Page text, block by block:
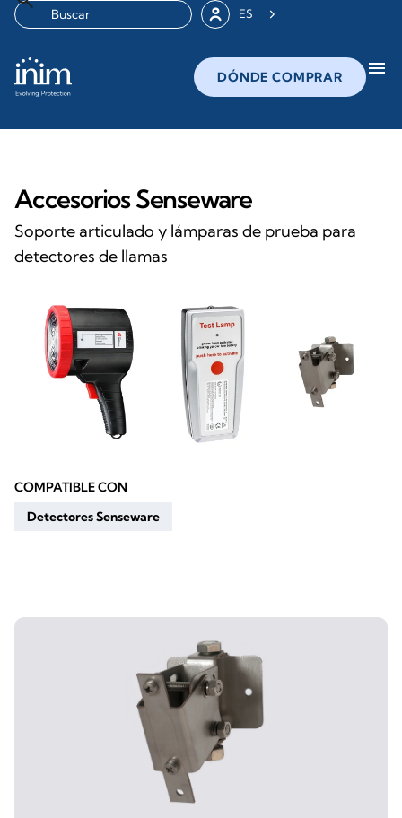
ES
DÓNDE COMPRAR menu
Accesorios Senseware
Soporte articulado y lámparas de prueba para
detectores de llamas
COMPATIBLE CON
Detectores Senseware